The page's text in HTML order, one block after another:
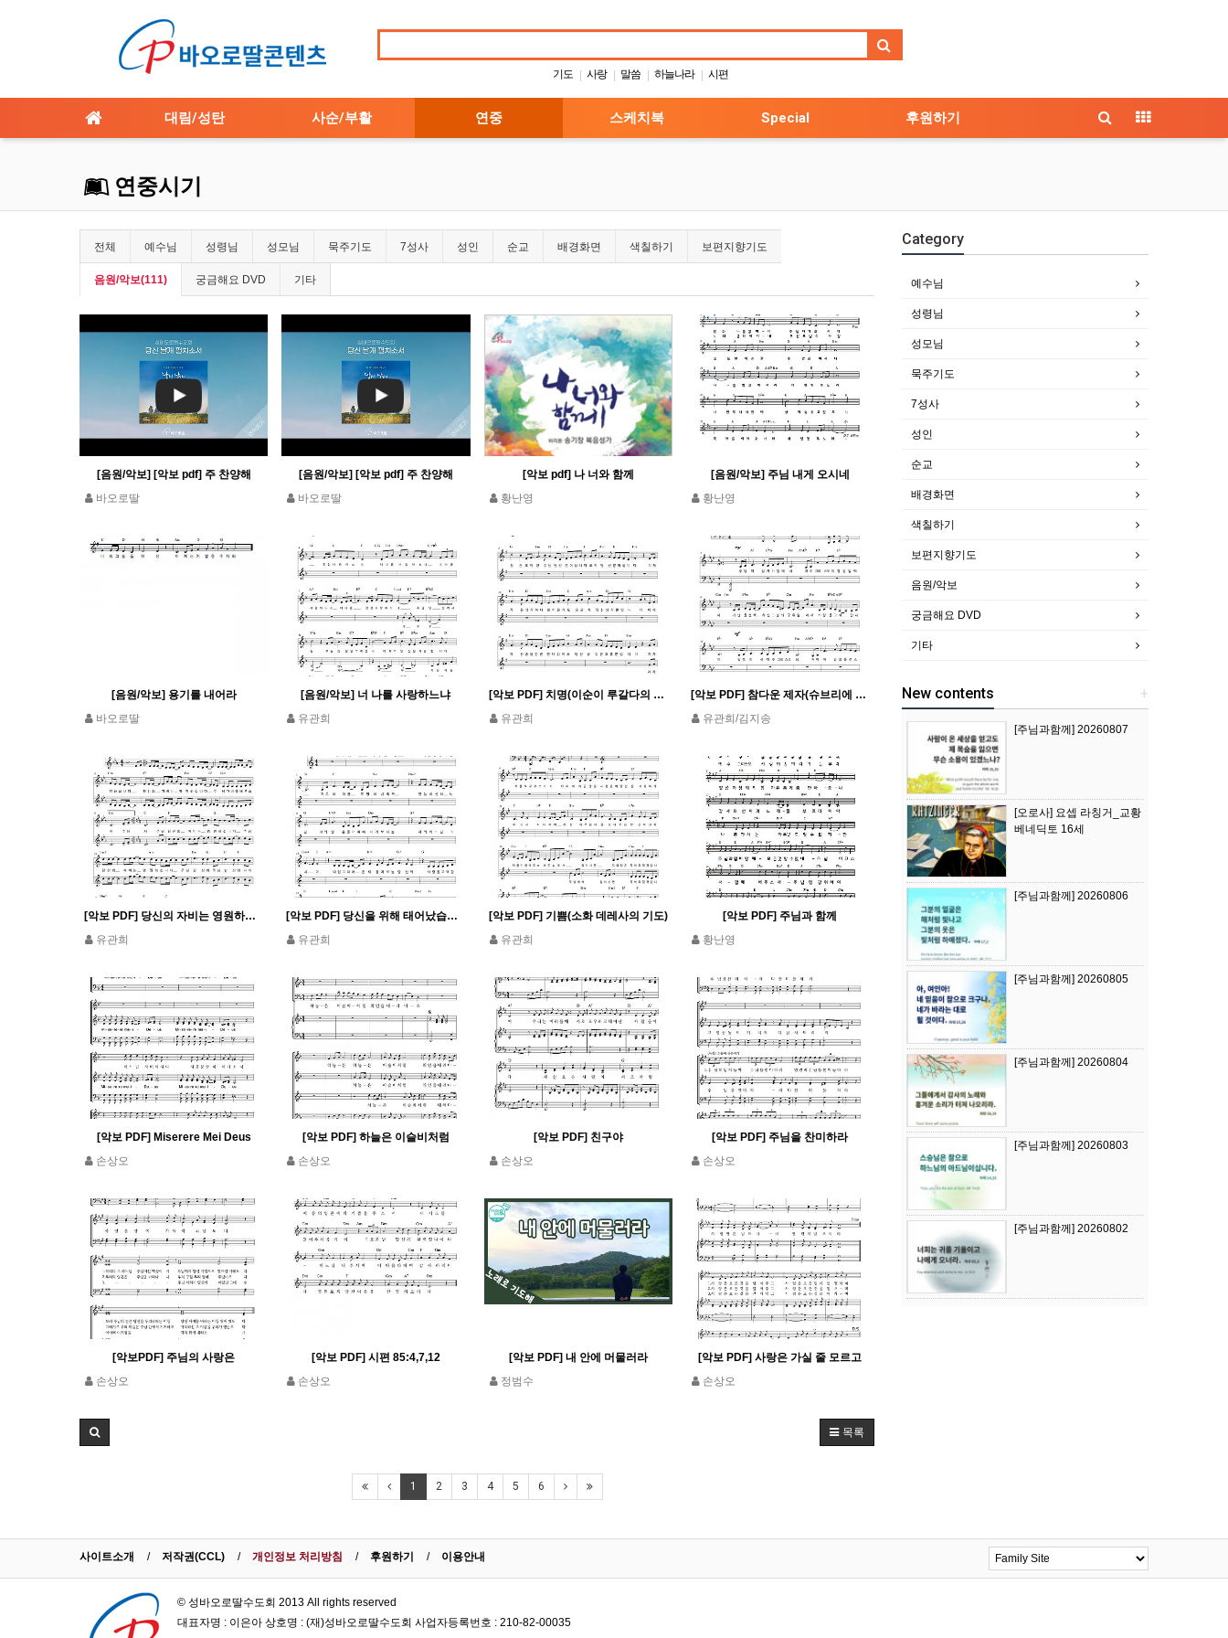
기도 | 사랑 | 말씀 | 하늘나라 | 시편
대림/성탄 사순/부활 연중 스케치북 Special 후원하기
연중시기
전체 예수님 성령님 성모님 묵주기도 7성사 성인 순교 배경화면 색칠하기 보편지향기도
음원/악보(111) 궁금해요 DVD 기타
[음원/악보] [악보 pdf] 주 찬양해
바오로딸
[음원/악보] [악보 pdf] 주 찬양해
바오로딸
[악보 pdf] 나 너와 함께
황난영
[음원/악보] 주님 내게 오시네
황난영
[음원/악보] 용기를 내어라
바오로딸
[음원/악보] 너 나를 사랑하느냐
유관희
[악보 PDF] 치명(이순이 루갈다의 옥중 기도)
유관희
[악보 PDF] 참다운 제자(슈브리에 신부의 기도)
유관희/김지송
[악보 PDF] 당신의 자비는 영원하십니다
유관희
[악보 PDF] 당신을 위해 태어났습니다(예수의 데레사의 기도)
유관희
[악보 PDF] 기쁨(소화 데레사의 기도)
유관희
[악보 PDF] 주님과 함께
황난영
[악보 PDF] Miserere Mei Deus
손상오
[악보 PDF] 하늘은 이슬비처럼
손상오
[악보 PDF] 친구야
손상오
[악보 PDF] 주님을 찬미하라
손상오
[악보PDF] 주님의 사랑은
손상오
[악보 PDF] 시편 85:4,7,12
손상오
[악보 PDF] 내 안에 머물러라
정범수
[악보 PDF] 사랑은 가실 줄 모르고
손상오
목록
1 2 3 4 5 6
Category
예수님
성령님
성모님
묵주기도
7성사
성인
순교
배경화면
색칠하기
보편지향기도
음원/악보
궁금해요 DVD
기타
+
New contents
[주님과함께] 20260807
[오로사] 요셉 라칭거_교황
베네딕토 16세
[주님과함께] 20260806
[주님과함께] 20260805
[주님과함께] 20260804
[주님과함께] 20260803
[주님과함께] 20260802
사이트소개 저작권(CCL) 개인정보 처리방침 후원하기 이용안내
© 성바오로딸수도회 2013 All rights reserved
대표자명 : 이은아 상호명 : (재)성바오로딸수도회 사업자등록번호 : 210-82-00035